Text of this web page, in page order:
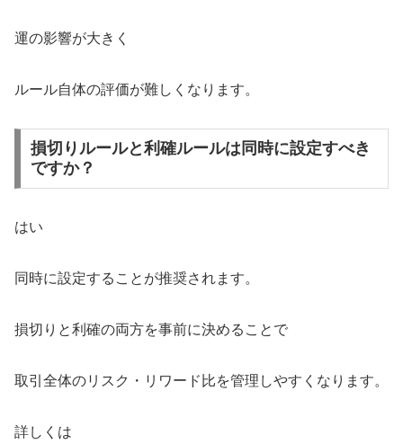
運の影響が大きく
ルール自体の評価が難しくなります。
損切りルールと利確ルールは同時に設定すべき
ですか？
はい
同時に設定することが推奨されます。
損切りと利確の両方を事前に決めることで
取引全体のリスク・リワード比を管理しやすくなります。
詳しくは